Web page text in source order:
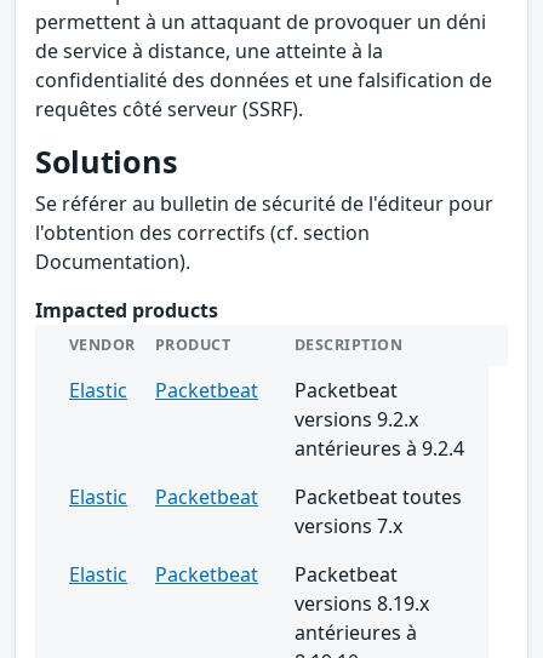
permettent à un attaquant de provoquer un déni
de service à distance, une atteinte à la
confidentialité des données et une falsification de
requêtes côté serveur (SSRF).
Solutions
Se référer au bulletin de sécurité de l'éditeur pour
l'obtention des correctifs (cf. section
Documentation).
Impacted products
VENDOR PRODUCT DESCRIPTION
Elastic Packetbeat
Packetbeat
versions 9.2.x
antérieures à 9.2.4
Elastic
Packetbeat
Packetbeat toutes
versions 7.x
Elastic
Packetbeat
Packetbeat
versions 8.19.x
antérieures à